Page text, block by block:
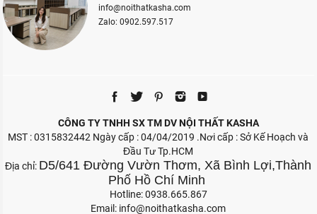
info@noithatkasha.com
Zalo: 0902.597.517
CÔNG TY TNHH SX TM DV NỘI THẤT KASHA
MST : 0315832442 Ngày cấp : 04/04/2019 .Nơi cấp : Sở Kế Hoạch và
Đầu Tư Tp.HCM
Địa chỉ: D5/641 Đường Vườn Thơm, Xã Bình Lợi,Thành
Phố Hồ Chí Minh
Hotline: 0938.665.867
Email: info@noithatkasha.com